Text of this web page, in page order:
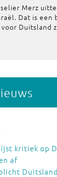
Merz
Dat is een
Duitsland
kritiek op
af